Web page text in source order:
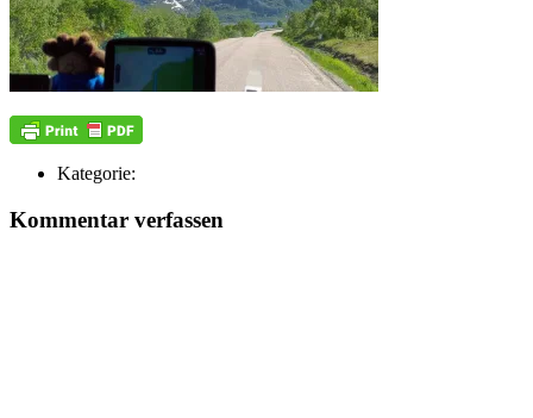
Kategorie:
Kommentar verfassen